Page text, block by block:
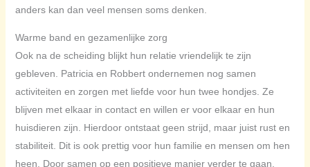
anders kan dan veel mensen soms denken.
Warme band en gezamenlijke zorg
Ook na de scheiding blijkt hun relatie vriendelijk te zijn
gebleven. Patricia en Robbert ondernemen nog samen
activiteiten en zorgen met liefde voor hun twee hondjes. Ze
blijven met elkaar in contact en willen er voor elkaar en hun
huisdieren zijn. Hierdoor ontstaat geen strijd, maar juist rust en
stabiliteit. Dit is ook prettig voor hun familie en mensen om hen
heen. Door samen op een positieve manier verder te gaan,